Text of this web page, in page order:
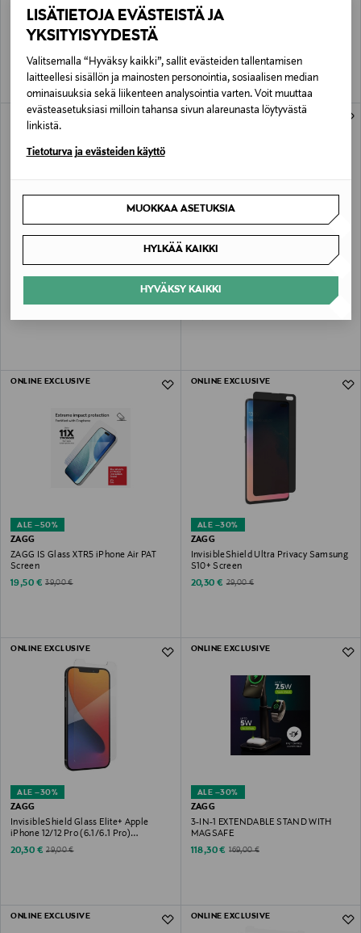
LISÄTIETOJA EVÄSTEISTÄ JA
YKSITYISYYDESTÄ
Valitsemalla “Hyväksy kaikki”, sallit evästeiden tallentamisen
laitteellesi sisällön ja mainosten personointia, sosiaalisen median
ominaisuuksia sekä liikenteen analysointia varten. Voit muuttaa
evästeasetuksiasi milloin tahansa sivun alareunasta löytyvästä
linkistä.
Tietoturva ja evästeiden käyttö
MUOKKAA ASETUKSIA
HYLKÄÄ KAIKKI
HYVÄKSY KAIKKI
ZAGG Rugged Messenger Case -
suojakotelo Apple Ipad 10.2'' (7, 8, 9
ZAGG
GEAR4 Apollo Apple Airpod Pro Case
ONLINE EXCLUSIVE
InvisibleShield Glass+ Privacy iPhone
ONLINE EXCLUSIVE
Slim Book iPad Air 2 Nordic -
ALE –50%
ONLINE EXCLUSIVE
ZAGG
ZAGG IS Glass XTR5 iPhone Air PAT
Screen
Discounted Price
19,50 € Original Price
39,00 €
ALE –30%
ONLINE EXCLUSIVE
ZAGG
InvisibleShield Ultra Privacy Samsung
S10+ Screen
Discounted Price
20,30 € Original Price
29,00 €
ALE –30%
ONLINE EXCLUSIVE
ZAGG
InvisibleShield Glass Elite+ Apple
iPhone 12/12 Pro (6.1/6.1 Pro)
Näytönsuoja
Discounted Price
20,30 € Original Price
29,00 €
ALE –30%
ONLINE EXCLUSIVE
ZAGG
3-IN-1 EXTENDABLE STAND WITH
MAGSAFE
Discounted Price
118,30 € Original Price
169,00 €
ONLINE EXCLUSIVE ONLINE EXCLUSIVE